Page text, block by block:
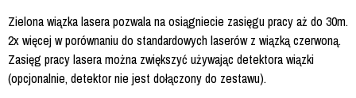
Zielona wiązka lasera pozwala na osiągniecie zasięgu pracy aż do 30m.
2x więcej w porównaniu do standardowych laserów z wiązką czerwoną.
Zasięg pracy lasera można zwiększyć używając detektora wiązki
(opcjonalnie, detektor nie jest dołączony do zestawu).